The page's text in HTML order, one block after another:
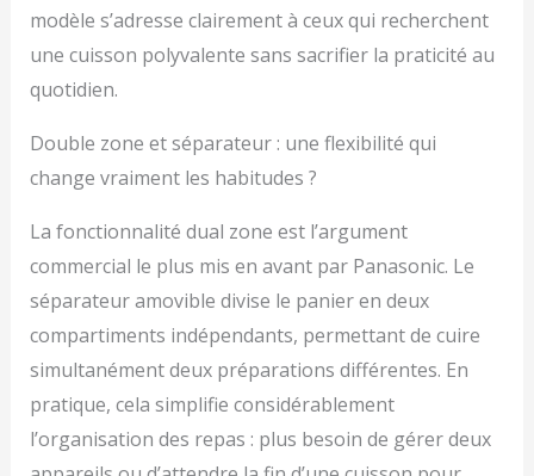
modèle s’adresse clairement à ceux qui recherchent
une cuisson polyvalente sans sacrifier la praticité au
quotidien.
Double zone et séparateur : une flexibilité qui
change vraiment les habitudes ?
La fonctionnalité dual zone est l’argument
commercial le plus mis en avant par Panasonic. Le
séparateur amovible divise le panier en deux
compartiments indépendants, permettant de cuire
simultanément deux préparations différentes. En
pratique, cela simplifie considérablement
l’organisation des repas : plus besoin de gérer deux